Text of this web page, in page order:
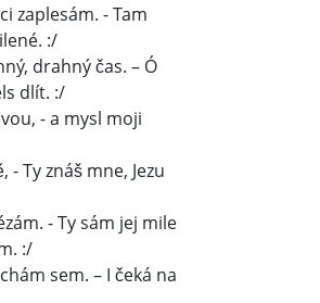
zaplesám. - Tam
:/
drahný čas. – Ó
dlít. :/
- a mysl moji
Ty znáš mne, Jezu
- Ty sám jej mile
:/
sem. – I čeká na